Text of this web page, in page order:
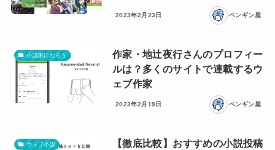
2023年2月23日 ペンギン屋
小説家になろう
作家・地辻夜行さんのプロフィー
ルは？多くのサイトで連載するウ
ェブ作家
2023年2月19日 ペンギン屋
ウェブ小説
【徹底比較】おすすめの小説投稿